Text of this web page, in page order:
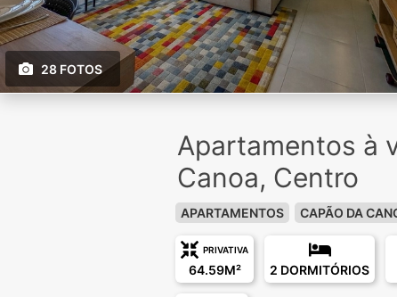
28 FOTOS
Apartamentos à
Canoa, Centro
APARTAMENTOS CAPÃO DA
PRIVATIVA
64.59M² 2 DORMITÓRIOS